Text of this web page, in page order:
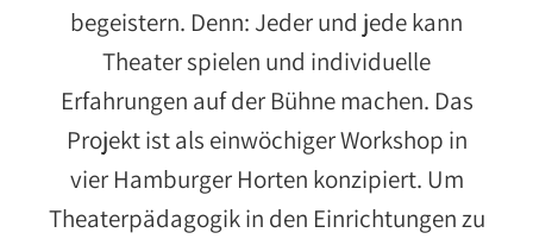
begeistern. Denn: Jeder und jede kann
Theater spielen und individuelle
Erfahrungen auf der Bühne machen. Das
Projekt ist als einwöchiger Workshop in
vier Hamburger Horten konzipiert. Um
Theaterpädagogik in den Einrichtungen zu